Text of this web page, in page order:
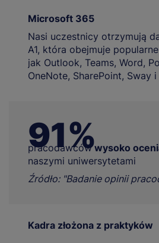
Microsoft 365
Nasi uczestnicy otrzymują
A1, która obejmuje
jak Outlook, Teams, Word,
OneNote, SharePoint, Sway i
91%
pracodawcówwysoko
naszymi uniwersytetami
Źródło: "Badanie opinii
Kadra złożona z praktyków